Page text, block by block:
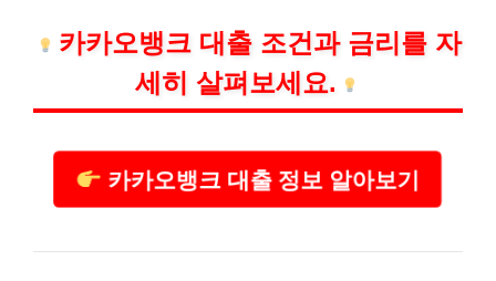
카카오뱅크 대출 조건과 금리를 자
세히 살펴보세요.
카카오뱅크 대출 정보 알아보기